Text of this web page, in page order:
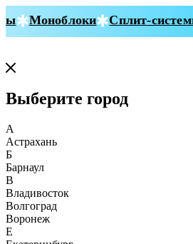
Моноблоки Сплит-системы
Выберите город
А
Астрахань
Б
Барнаул
В
Владивосток
Волгоград
Воронеж
Е